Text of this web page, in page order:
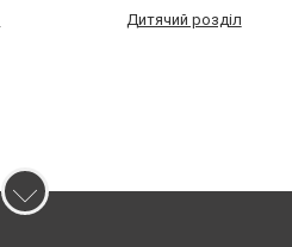
Дитячий розділ